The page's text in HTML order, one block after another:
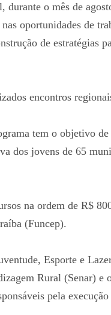
o mês de
oportunidades de
de estratégias
encontros
tem o objetivo
dos jovens de 65
na ordem de R$
(Funcep).
Esporte e
Rural (Senar)
pela